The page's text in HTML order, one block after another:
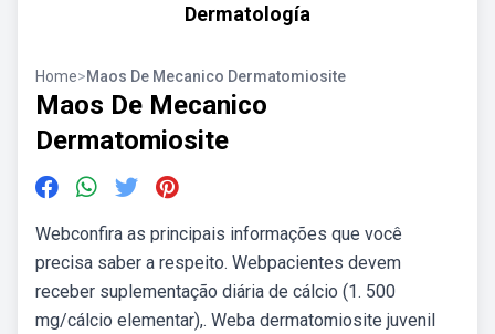
Dermatología
Home>Maos De Mecanico Dermatomiosite
Maos De Mecanico
Dermatomiosite
Webconfira as principais informações que você
precisa saber a respeito. Webpacientes devem
receber suplementação diária de cálcio (1. 500
mg/cálcio elementar),. Weba dermatomiosite juvenil